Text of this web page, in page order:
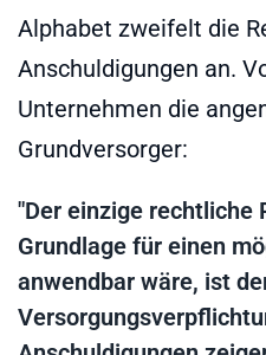
Alphabet zweifelt die
Anschuldigungen an.
Unternehmen die
Grundversorger:
"Der einzige rechtliche
Grundlage für einen
anwendbar wäre, ist